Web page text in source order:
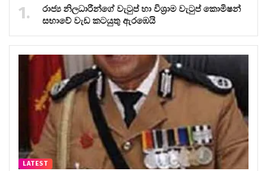
රාජ්‍ය නිලධාරීන්ගේ වැටුප් හා විශ්‍රාම වැටුප් කොමිෂන්
සභාවේ වැඩ කටයුතු ඇරඹෙයි
LATEST